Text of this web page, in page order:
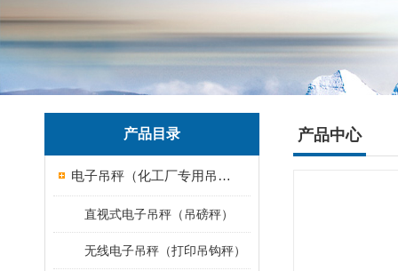
产品目录
电子吊秤（化工厂专用吊秤）
直视式电子吊秤（吊磅秤）
无线电子吊秤（打印吊钩秤）
产品中心